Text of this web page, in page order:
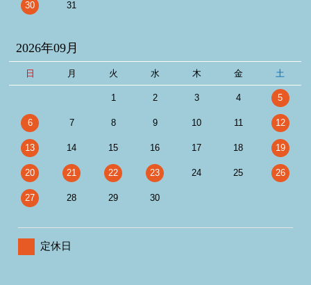
30 31
2026年09月
日 月 火 水 木 金 土
1 2 3 4 5
6 7 8 9 10 11 12
13 14 15 16 17 18 19
20 21 22 23 24 25 26
27 28 29 30
定休日